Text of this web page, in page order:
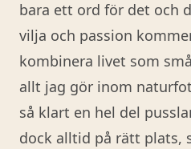
bara ett ord för det och
vilja och passion
kombinera livet som
allt jag gör inom
så klart en hel del
dock alltid på rätt plats,